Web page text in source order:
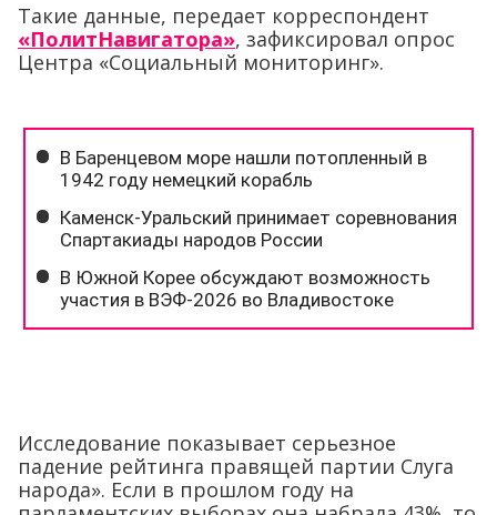
Такие данные, передает корреспондент
«ПолитНавигатора», зафиксировал опрос
Центра «Социальный мониторинг».
Исследование показывает серьезное
падение рейтинга правящей партии Слуга
народа». Если в прошлом году на